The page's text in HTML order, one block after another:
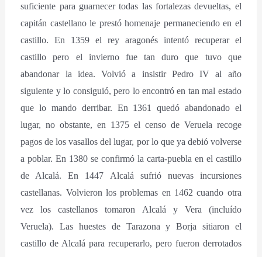
suficiente para guarnecer todas las fortalezas devueltas, el
capitán castellano le prestó homenaje permaneciendo en el
castillo. En 1359 el rey aragonés intentó recuperar el
castillo pero el invierno fue tan duro que tuvo que
abandonar la idea. Volvió a insistir Pedro IV al año
siguiente y lo consiguió, pero lo encontró en tan mal estado
que lo mando derribar. En 1361 quedó abandonado el
lugar, no obstante, en 1375 el censo de Veruela recoge
pagos de los vasallos del lugar, por lo que ya debió volverse
a poblar. En 1380 se confirmó la carta-puebla en el castillo
de Alcalá. En 1447 Alcalá sufrió nuevas incursiones
castellanas. Volvieron los problemas en 1462 cuando otra
vez los castellanos tomaron Alcalá y Vera (incluído
Veruela). Las huestes de Tarazona y Borja sitiaron el
castillo de Alcalá para recuperarlo, pero fueron derrotados